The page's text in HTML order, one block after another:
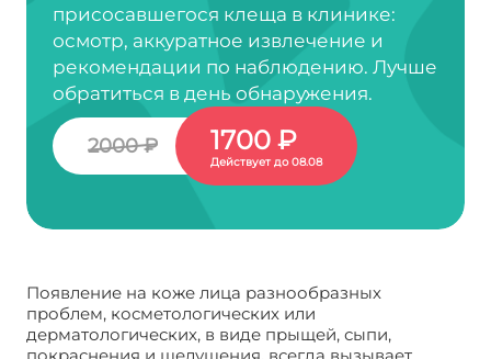
присосавшегося клеща в клинике:
осмотр, аккуратное извлечение и
рекомендации по наблюдению. Лучше
обратиться в день обнаружения.
2000 ₽ 1700 ₽
Действует до 08.08
Появление на коже лица разнообразных
проблем, косметологических или
дерматологических, в виде прыщей, сыпи,